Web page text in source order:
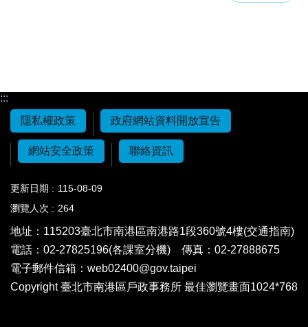
:::
隱私權政策
政府網站資料開放宣告
網站安全政策 聯絡資訊
更新日期
115-08-09
瀏覽人次
264
地址：115203臺北市南港區南港路1段360號4樓(交通指南)
電話：02-27825196(各課室分機) 傳真：02-27888675
電子郵件信箱： web02400@gov.taipei
Copyright 臺北市南港區戶政事務所 最佳瀏覽畫面1024*768